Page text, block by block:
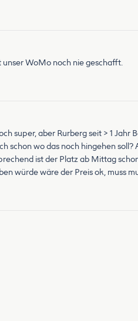
unser WoMo noch nie geschafft.
super, aber Rurberg seit > 1 Jahr
schon wo das noch hingehen soll?
ist der Platz ab Mittag
würde wäre der Preis ok, muss